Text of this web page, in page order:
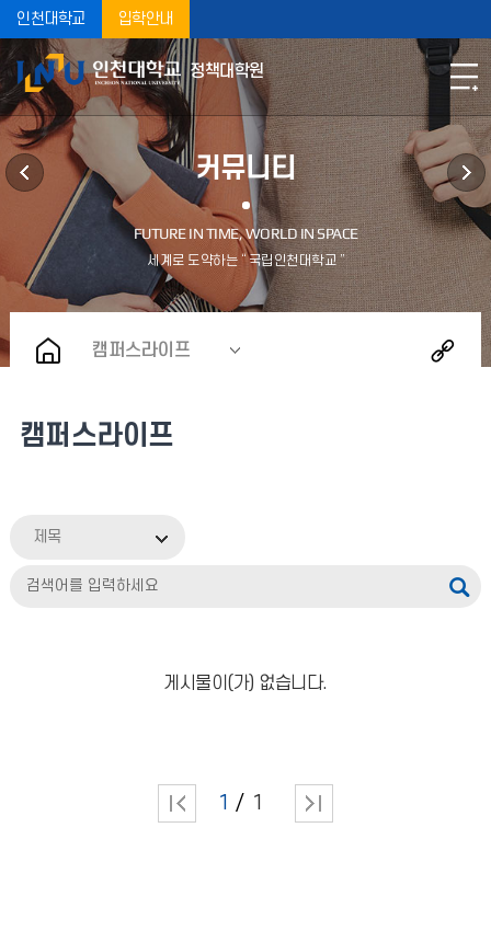
인천대학교 입학안내
정책대학원
커뮤니티
캠퍼스라이프
캠퍼스라이프
제목
게시물이(가) 없습니다.
1 1